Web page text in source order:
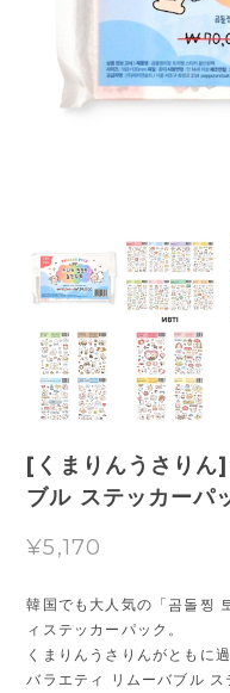
[くまりんうさりん
ブル ステッカー
¥5,170
韓国でも大人気の「곰돌찡
ィステッカーパック。
くまりんうさりんがともに
バラエティ リムーバブル